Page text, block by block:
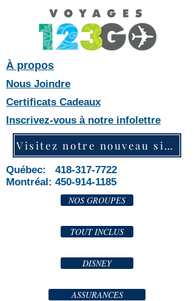
À propos
Nous Joindre
Certificats Cadeaux
Inscrivez-vous à notre infolettre
Visitez notre nouveau site web!
Québec: 418-317-7722
Montréal: 450-914-1185
NOS GROUPES
TOUT INCLUS
DISNEY
ASSURANCES